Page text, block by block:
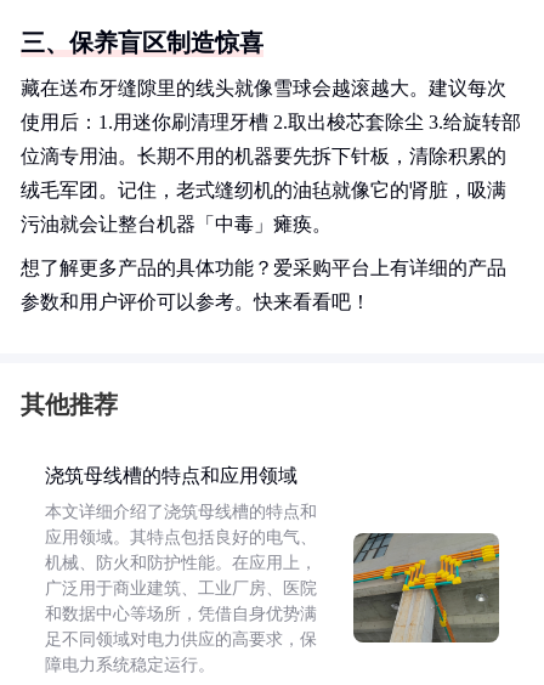
三、保养盲区制造惊喜
藏在送布牙缝隙里的线头就像雪球会越滚越大。建议每次
使用后：1.用迷你刷清理牙槽 2.取出梭芯套除尘 3.给旋转部
位滴专用油。长期不用的机器要先拆下针板，清除积累的
绒毛军团。记住，老式缝纫机的油毡就像它的肾脏，吸满
污油就会让整台机器「中毒」瘫痪。
想了解更多产品的具体功能？爱采购平台上有详细的产品
参数和用户评价可以参考。快来看看吧！
其他推荐
浇筑母线槽的特点和应用领域
本文详细介绍了浇筑母线槽的特点和
应用领域。其特点包括良好的电气、
机械、防火和防护性能。在应用上，
广泛用于商业建筑、工业厂房、医院
和数据中心等场所，凭借自身优势满
足不同领域对电力供应的高要求，保
障电力系统稳定运行。